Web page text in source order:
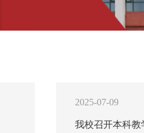
2025-07-09
我校召开本科教